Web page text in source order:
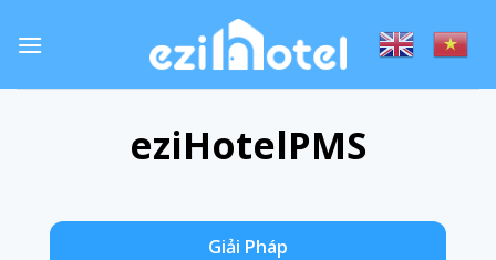
eziHotelPMS
Giải Pháp